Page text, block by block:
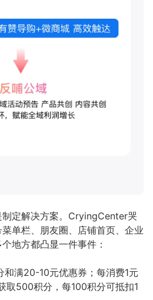
定解决方案。CryingCenter哭
单栏、朋友圈、店铺首页、企业
地方都凸显一件事件：
满20-10元优惠券；每消费1元
取500积分，每100积分可抵扣1